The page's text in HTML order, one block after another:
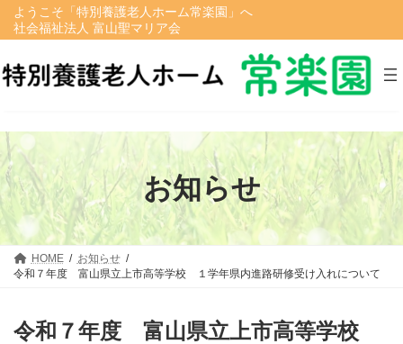
ン
ツ
キ
ッ
プ
ー
シ
に
移
動
ようこそ「特別養護老人ホーム常楽園」へ
社会福祉法人 富山聖マリア会
お知らせ
HOME
お知らせ
令和７年度 富山県立上市高等学校 １学年県内進路研修受け入れについて
令和７年度 富山県立上市高等学校